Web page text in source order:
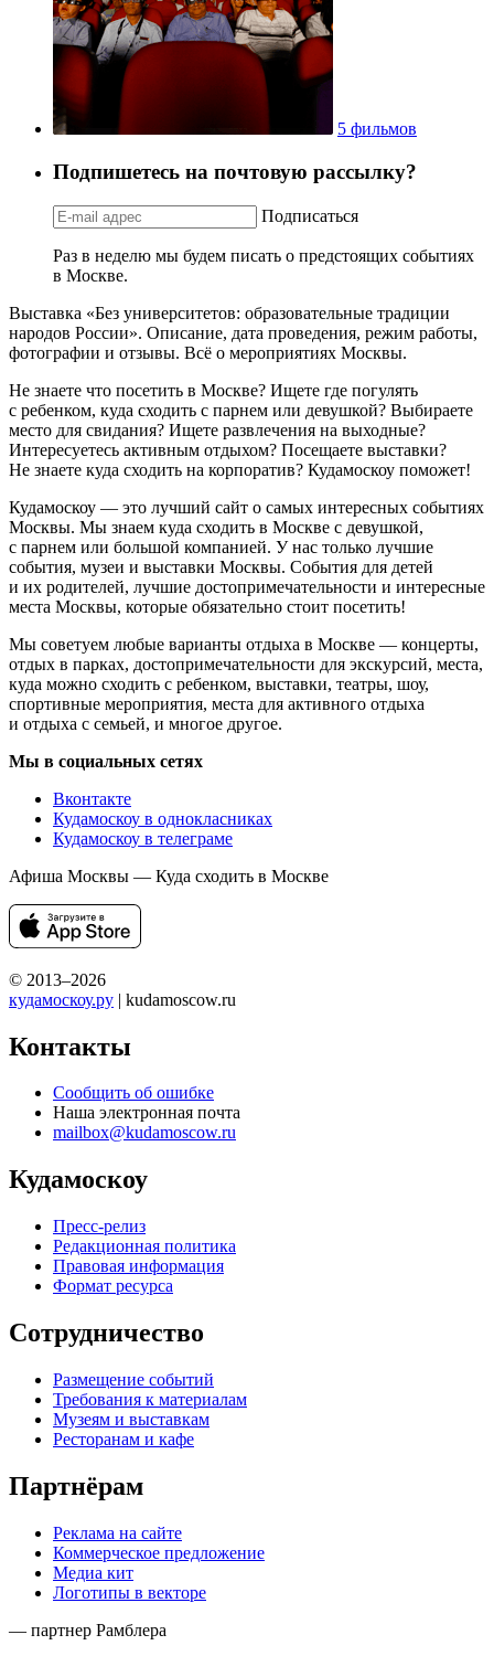
5 фильмов
Подпишетесь на почтовую рассылку?
Подписаться
Раз в неделю мы будем писать о предстоящих событиях
в Москве.
Выставка «Без университетов: образовательные традиции
народов России». Описание, дата проведения, режим работы,
фотографии и отзывы. Всё о мероприятиях Москвы.
Не знаете что посетить в Москве? Ищете где погулять
с ребенком, куда сходить с парнем или девушкой? Выбираете
место для свидания? Ищете развлечения на выходные?
Интересуетесь активным отдыхом? Посещаете выставки?
Не знаете куда сходить на корпоратив? Кудамоскоу поможет!
Кудамоскоу — это лучший сайт о самых интересных событиях
Москвы. Мы знаем куда сходить в Москве с девушкой,
с парнем или большой компанией. У нас только лучшие
события, музеи и выставки Москвы. События для детей
и их родителей, лучшие достопримечательности и интересные
места Москвы, которые обязательно стоит посетить!
Мы советуем любые варианты отдыха в Москве — концерты,
отдых в парках, достопримечательности для экскурсий, места,
куда можно сходить с ребенком, выставки, театры, шоу,
спортивные мероприятия, места для активного отдыха
и отдыха с семьей, и многое другое.
Мы в социальных сетях
Вконтакте
Кудамоскоу в однокласниках
Кудамоскоу в телеграме
Афиша Москвы — Куда сходить в Москве
© 2013–2026
кудамоскоу.ру | kudamoscow.ru
Контакты
Сообщить об ошибке
Наша электронная почта
mailbox@kudamoscow.ru
Кудамоскоу
Пресс-релиз
Редакционная политика
Правовая информация
Формат ресурса
Сотрудничество
Размещение событий
Требования к материалам
Музеям и выставкам
Ресторанам и кафе
Партнёрам
Реклама на сайте
Коммерческое предложение
Медиа кит
Логотипы в векторе
— партнер Рамблера